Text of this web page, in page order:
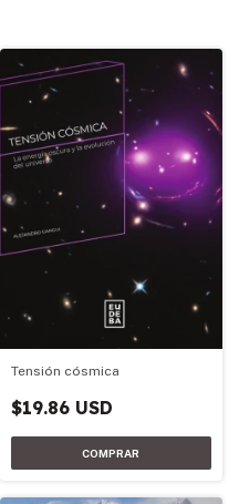
Tensión cósmica
$19.86 USD